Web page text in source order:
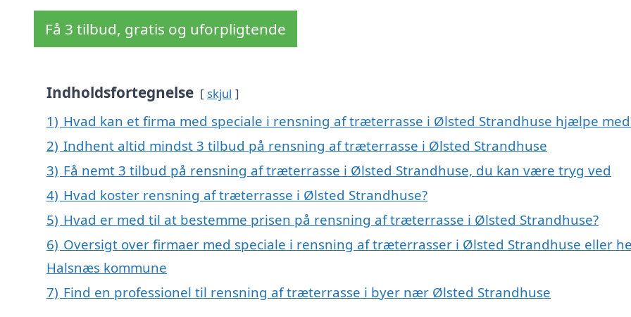
Få 3 tilbud, gratis og uforpligtende
Indholdsfortegnelse skjul
1) Hvad kan et firma med speciale i rensning af træterrasse i Ølsted Strandhuse hjælpe
2) Indhent altid mindst 3 tilbud på rensning af træterrasse i Ølsted Strandhuse
3) Få nemt 3 tilbud på rensning af træterrasse i Ølsted Strandhuse, du kan være tryg ved
4) Hvad koster rensning af træterrasse i Ølsted Strandhuse?
5) Hvad er med til at bestemme prisen på rensning af træterrasse i Ølsted Strandhuse?
6) Oversigt over firmaer med speciale i rensning af træterrasser i Ølsted Strandhuse eller
Halsnæs kommune
7) Find en professionel til rensning af træterrasse i byer nær Ølsted Strandhuse